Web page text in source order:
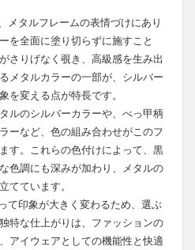
メタルフレームの表情づけにあり
を全面に塗り切らずに施すこと
さりげなく覗き、高級感を生み出
メタルカラーの一部が、シルバー
を変える点が特長です。
ルのシルバーカラーや、べっ甲柄
ーなど、色の組み合わせがこのフ
す。これらの色付けによって、黒
色調にも深みが加わり、メタルの
てています。
て印象が大きく変わるため、選ぶ
特な仕上がりは、ファッションの
アイウェアとしての機能性と快適